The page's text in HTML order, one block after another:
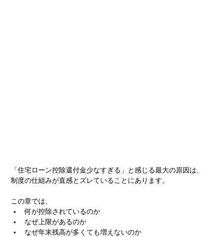
「住宅ローン控除還付金少なすぎる」と感じる最大の原因は、
制度の仕組みが直感とズレていることにあります。
この章では、
何が控除されているのか
なぜ上限があるのか
なぜ年末残高が多くても増えないのか